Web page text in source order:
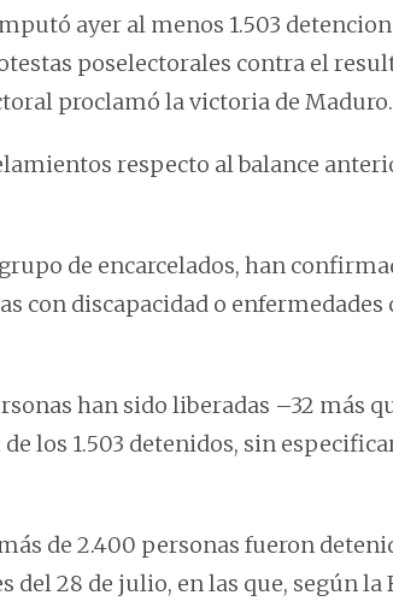
ayer al menos 1.503
poselectorales contra el
proclamó la victoria de Maduro.
respecto al balance
de encarcelados, han
con discapacidad o enfermedades
han sido liberadas –32 más
los 1.503 detenidos, sin
de 2.400 personas fueron
del 28 de julio, en las que, según la